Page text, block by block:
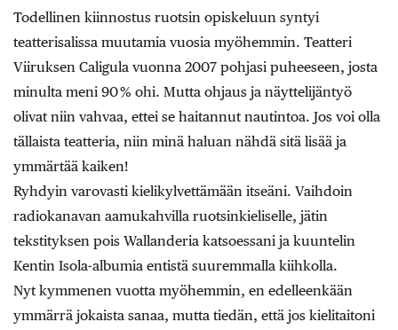
Todellinen kiinnostus ruotsin opiskeluun syntyi
teatterisalissa muutamia vuosia myöhemmin. Teatteri
Viiruksen Caligula vuonna 2007 pohjasi puheeseen, josta
minulta meni 90 % ohi. Mutta ohjaus ja näyttelijäntyö
olivat niin vahvaa, ettei se haitannut nautintoa. Jos voi olla
tällaista teatteria, niin minä haluan nähdä sitä lisää ja
ymmärtää kaiken!
Ryhdyin varovasti kielikylvettämään itseäni. Vaihdoin
radiokanavan aamukahvilla ruotsinkieliselle, jätin
tekstityksen pois Wallanderia katsoessani ja kuuntelin
Kentin Isola-albumia entistä suuremmalla kiihkolla.
Nyt kymmenen vuotta myöhemmin, en edelleenkään
ymmärrä jokaista sanaa, mutta tiedän, että jos kielitaitoni